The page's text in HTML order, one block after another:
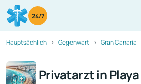
24/7
Hauptsächlich Gegenwart Gran Canaria
Privatarzt in